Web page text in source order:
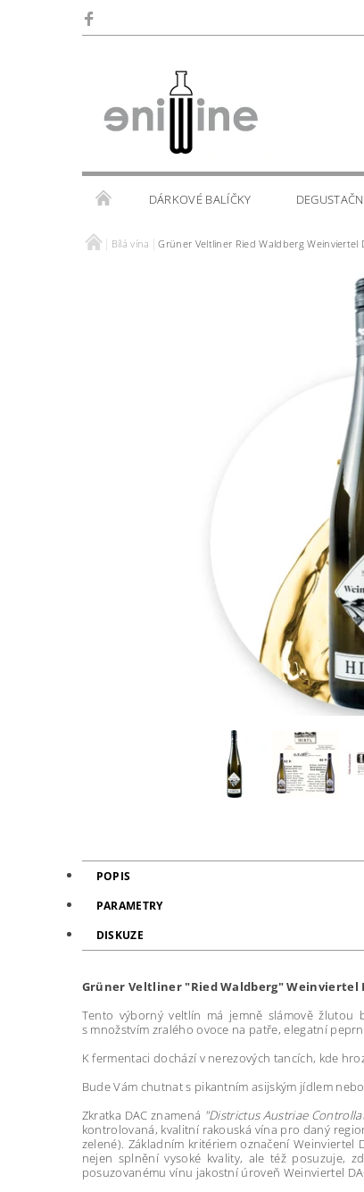
DÁRKOVÉ BALÍČKY
SKLENIČKY KALENDÁŘ AKCÍ
Bílá vína Grüner Veltliner Ried Waldberg Weinviertel
POPIS
PARAMETRY
DISKUZE
Grüner Veltliner "Ried Waldberg" Weinviertel
Tento výborný veltlín má jemně slámově žlutou
s množstvím zralého ovoce na patře, elegatní
K fermentaci dochází v nerezových tancích, kde
Bude Vám chutnat s pikantním asijským jídlem
Zkratka DAC znamená "Districtus Austriae
kontrolovaná, kvalitní rakouská vína pro daný
zelené). Základním kritériem označení
nejen splnění vysoké kvality, ale též posuzuje,
posuzovanému vínu jakostní úroveň Weinviertel